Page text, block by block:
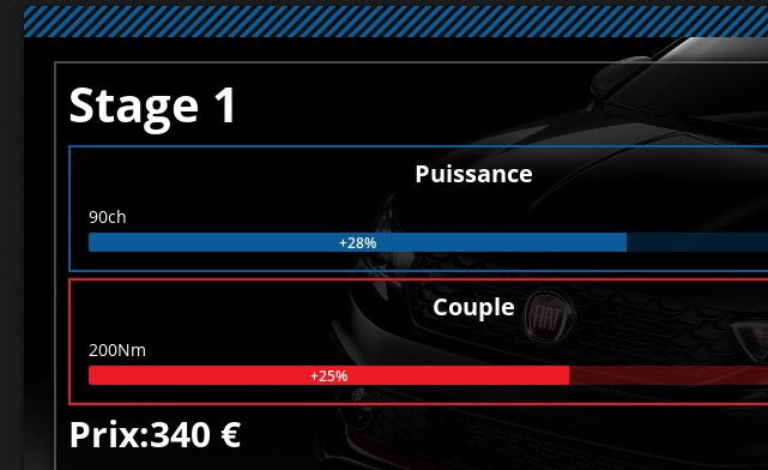
Stage 1
Puissance
90ch
+28%
Couple
200Nm
+25%
Prix:340 €